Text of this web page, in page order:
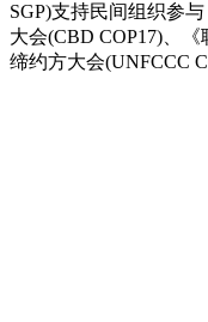
SGP)支持民间组织参
大会(CBD COP17)、
缔约方大会(UNFCCC